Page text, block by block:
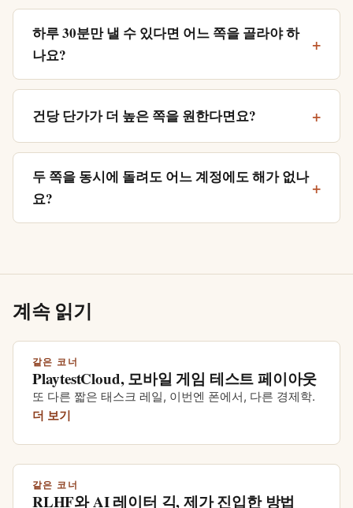
하루 30분만 낼 수 있다면 어느 쪽을 골라야 하
나요?
건당 단가가 더 높은 쪽을 원한다면요?
두 쪽을 동시에 돌려도 어느 계정에도 해가 없나
요?
계속 읽기
같은 코너
PlaytestCloud, 모바일 게임 테스트 페이아웃
또 다른 짧은 태스크 레일, 이번엔 폰에서, 다른 경제학.
더 보기
같은 코너
RLHF와 AI 레이터 긱, 제가 진입한 방법